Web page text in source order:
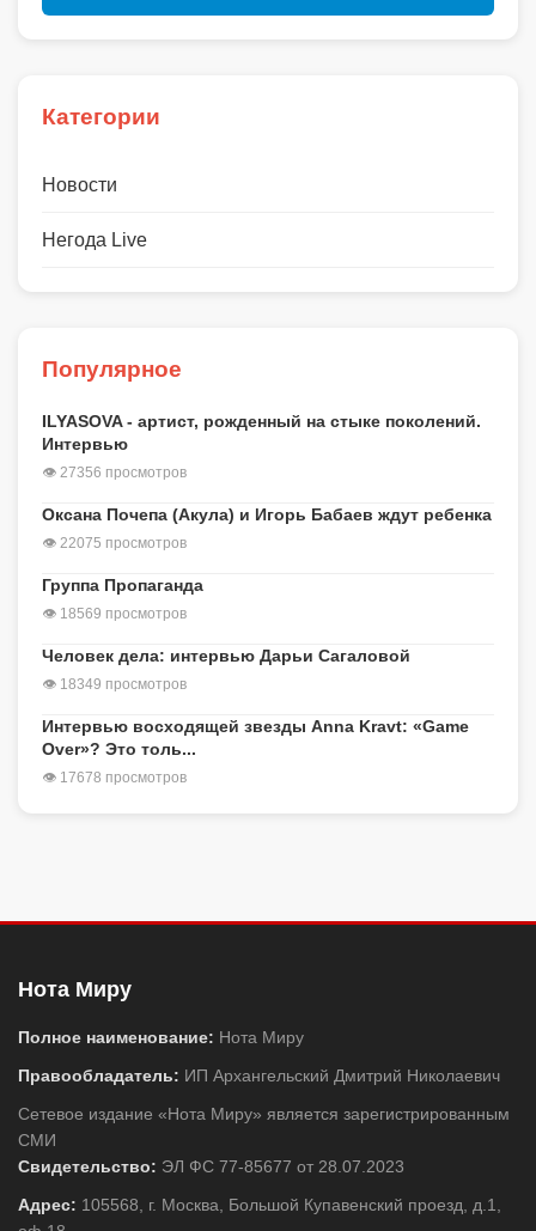
Категории
Новости
Негода Live
Популярное
ILYASOVA - артист, рожденный на стыке поколений.
Интервью
👁 27356 просмотров
Оксана Почепа (Акула) и Игорь Бабаев ждут ребенка
👁 22075 просмотров
Группа Пропаганда
👁 18569 просмотров
Человек дела: интервью Дарьи Сагаловой
👁 18349 просмотров
Интервью восходящей звезды Anna Kravt: «Game
Over»? Это толь...
👁 17678 просмотров
Нота Миру
Полное наименование: Нота Миру
Правообладатель: ИП Архангельский Дмитрий Николаевич
Сетевое издание «Нота Миру» является зарегистрированным
СМИ
Свидетельство: ЭЛ ФС 77-85677 от 28.07.2023
Адрес: 105568, г. Москва, Большой Купавенский проезд, д.1,